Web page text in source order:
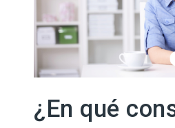
¿En qué